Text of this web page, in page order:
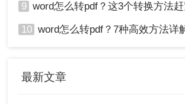
9 word怎么转pdf？这3个转换方法
10 word怎么转pdf？7种高效方法详
最新文章